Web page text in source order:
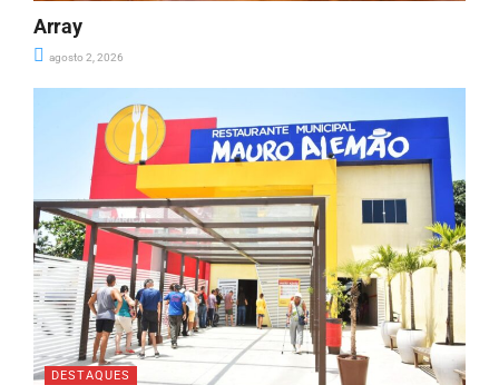
Array
agosto 2, 2026
DESTAQUES